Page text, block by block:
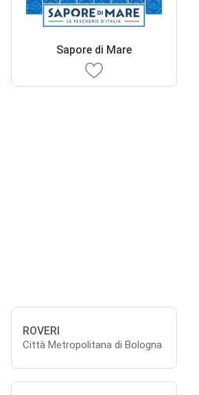
Sapore di Mare
ROVERI
Città Metropolitana di Bologna